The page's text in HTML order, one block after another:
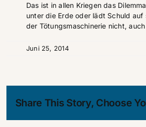
Das ist in allen Kriegen das
unter die Erde oder lädt Schuld auf
der Tötungsmaschinerie nicht,
Juni 25, 2014
Share This Story, Choose